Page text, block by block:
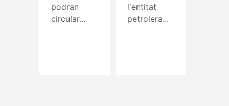
podran
circular...
l'entitat
petrolera...